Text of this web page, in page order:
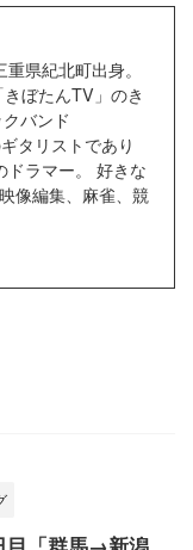
県紀北町出身。
ぼたんTV」のき
バンド
タリストであり
ドラマー。 好きな
像編集、麻雀、競